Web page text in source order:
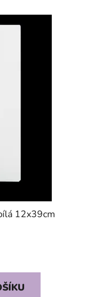
12x39cm